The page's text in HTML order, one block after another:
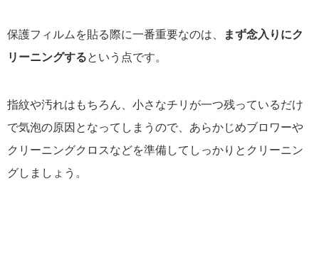
保護フィルムを貼る際に一番重要なのは、
まず念入りにク
リーニングするという点です。
指紋や汚れはもちろん、小さなチリが一つ残っているだけ
で気泡の原因となってしまうので、あらかじめブロワーや
クリーニングクロスなどを準備してしっかりとクリーニン
グしましょう。